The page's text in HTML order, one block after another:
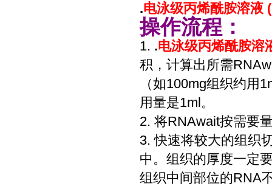
.电泳级丙烯酰胺溶液
操作流程：
1. .电泳级丙烯酰胺溶
积，计算出所需
（如100mg组织约用
用量是1ml。
2. 将RNAwait按需要
3. 快速将较大的组织
中。组织的厚度一定
组织中间部位的RNA